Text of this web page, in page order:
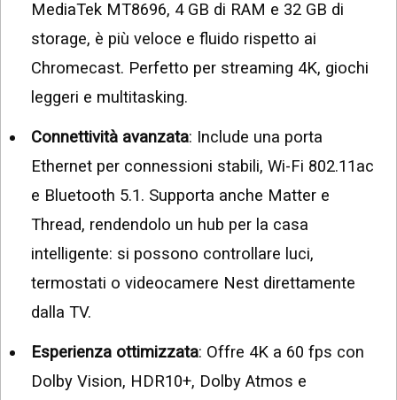
MediaTek MT8696, 4 GB di RAM e 32 GB di
storage, è più veloce e fluido rispetto ai
Chromecast. Perfetto per streaming 4K, giochi
leggeri e multitasking.
Connettività avanzata: Include una porta
Ethernet per connessioni stabili, Wi-Fi 802.11ac
e Bluetooth 5.1. Supporta anche Matter e
Thread, rendendolo un hub per la casa
intelligente: si possono controllare luci,
termostati o videocamere Nest direttamente
dalla TV.
Esperienza ottimizzata: Offre 4K a 60 fps con
Dolby Vision, HDR10+, Dolby Atmos e